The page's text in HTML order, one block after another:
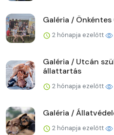
Galéria / Önkéntes
2 hónapja ezelőtt
Galéria / Utcán
állattartás
2 hónapja ezelőtt
Galéria /
2 hónapja ezelőtt